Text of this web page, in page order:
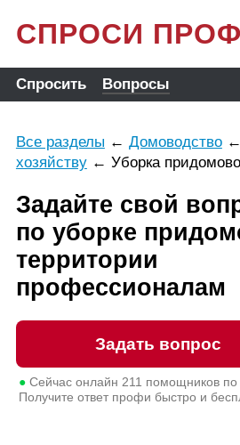
СПРОСИ
Спросить Вопросы
Все разделы ← Домоводство←
хозяйству← Уборка
Задайте свой
по уборке
территории
профессионалам
Задать вопрос
●Сейчас онлайн 211 помощников по
Получите ответ профи быстро и